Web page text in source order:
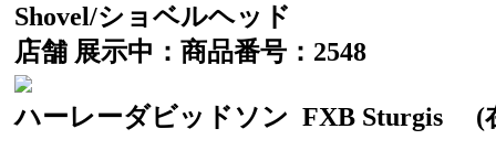
Shovel/ショベルヘッド
店舗 展示中：商品番号：2548
ハーレーダビッドソン FXB Sturgis (